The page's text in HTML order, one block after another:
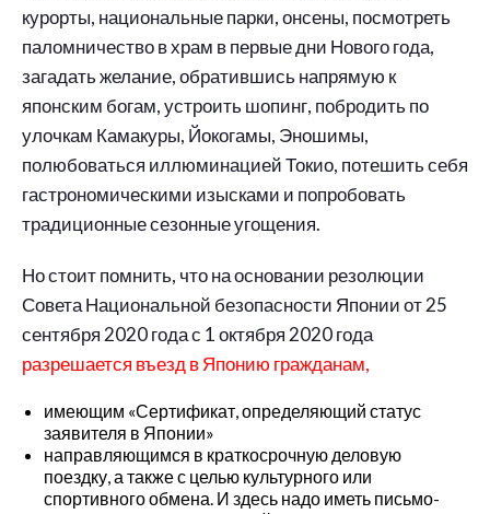
курорты, национальные парки, онсены, посмотреть
паломничество в храм в первые дни Нового года,
загадать желание, обратившись напрямую к
японским богам, устроить шопинг, побродить по
улочкам Камакуры, Йокогамы, Эношимы,
полюбоваться иллюминацией Токио, потешить себя
гастрономическими изысками и попробовать
традиционные сезонные угощения.
Но стоит помнить, что на основании резолюции
Совета Национальной безопасности Японии от 25
сентября 2020 года с 1 октября 2020 года
разрешается въезд в Японию гражданам,
имеющим «Сертификат, определяющий статус
заявителя в Японии»
направляющимся в краткосрочную деловую
поездку, а также с целью культурного или
спортивного обмена. И здесь надо иметь письмо-